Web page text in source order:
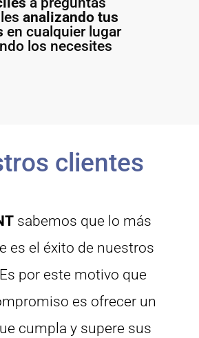
analizando tus
en cualquier lugar
los necesites
clientes
sabemos que lo más
es el éxito de nuestros
por este motivo que
es ofrecer un
cumpla y supere sus